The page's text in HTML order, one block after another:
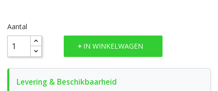
Aantal
IN WINKELWAGEN